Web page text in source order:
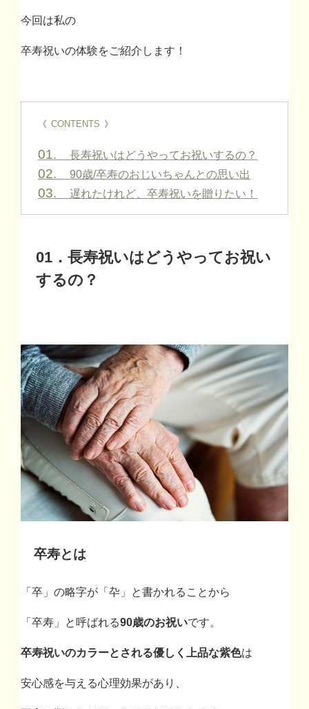
今回は私の
卒寿祝いの体験をご紹介します！
《 CONTENTS 》
01. 長寿祝いはどうやってお祝いするの？
02. 90歳/卒寿のおじいちゃんとの思い出
03. 遅れたけれど、卒寿祝いを贈りたい！
01 ．長寿祝いはどうやってお祝い
するの？
卒寿とは
「卒」の略字が「卆」と書かれることから
「卒寿」と呼ばれる90歳のお祝いです。
卒寿祝いのカラーとされる優しく上品な紫色は
安心感を与える心理効果があり、